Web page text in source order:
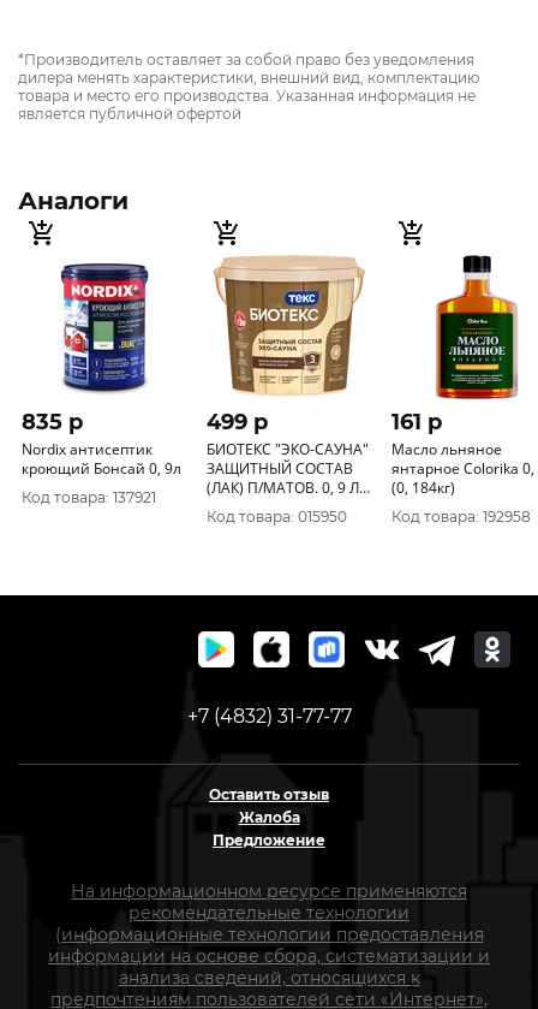
*Производитель оставляет за собой право без уведомления
дилера менять характеристики, внешний вид, комплектацию
товара и место его производства. Указанная информация не
является публичной офертой
Аналоги
835 p
Nordix антисептик
кроющий Бонсай 0, 9л
Код товара: 137921
499 p
БИОТЕКС "ЭКО-САУНА"
ЗАЩИТНЫЙ СОСТАВ
(ЛАК) П/МАТОВ. 0, 9 Л
(1/18) ТЕКС
Код товара: 015950
161 p
Масло льняное
янтарное Сolorika 0,
(0, 184кг)
Код товара: 192958
+7 (4832) 31-77-77
Оставить отзыв
Жалоба
Предложение
На информационном ресурсе применяются
рекомендательные технологии
(информационные технологии предоставления
информации на основе сбора, систематизации и
анализа сведений, относящихся к
предпочтениям пользователей сети «Интернет»,